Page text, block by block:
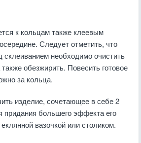
к кольцам также клеевым
Следует отметить, что
склеиванием необходимо очистить
обезжирить. Повесить готовое
за кольца.
изделие, сочетающее в себе 2
придания большего эффекта его
вазочкой или столиком.